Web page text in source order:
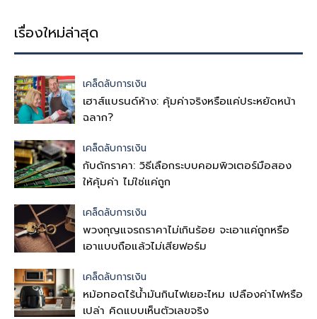
เรื่องใหม่ล่าสุด
เคล็ดลับการเงิน
เฮาส์แบรนด์ห้าง: คุ้มค่าจริงหรือแค่ประหยัดหน้า
ฉลาก?
เคล็ดลับการเงิน
กับดักราคา: วิธีเลือกระบบคอมพิวเตอร์มือสอง
ให้คุ้มค่า ไม่ใช่แค่ถูก
เคล็ดลับการเงิน
พวงกุญแจรถราคาไม่เกินร้อย จะเอาแค่ถูกหรือ
เอาแบบถือแล้วไม่เสียฟอร์ม
เคล็ดลับการเงิน
หม้อทอดไร้น้ำมันกินไฟเยอะไหม เปลืองค่าไฟหรือ
เปล่า คิดแบบเห็นตัวเลขจริง